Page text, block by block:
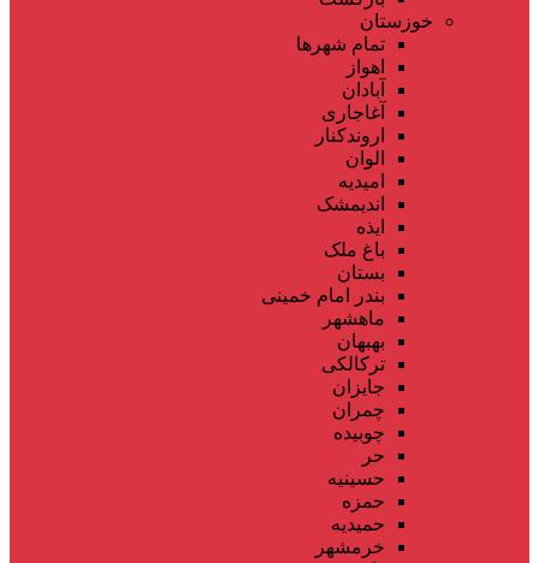
خوزستان
تمام شهر‌ها
اهواز
آبادان
آغاجاری
اروندکنار
الوان
امیدیه
اندیمشک
ایذه
باغ ملک
بستان
بندر امام خمینی
ماهشهر
بهبهان
ترکالکی
جایزان
چمران
چوبیده
حر
حسینیه
حمزه
حمیدیه
خرمشهر